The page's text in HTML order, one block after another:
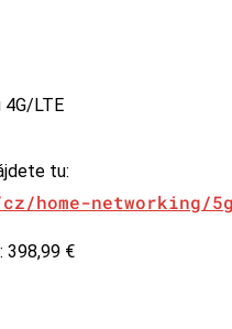
LTE
tu:
home-networking/
398,99 €